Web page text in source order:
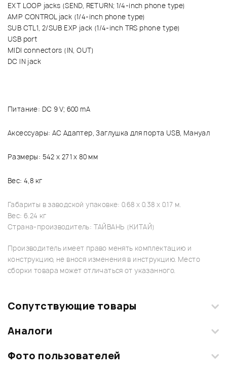
EXT LOOP jacks (SEND, RETURN; 1/4-inch phone type)
AMP CONTROL jack (1/4-inch phone type)
SUB CTL1, 2/SUB EXP jack (1/4-inch TRS phone type)
USB port
MIDI connectors (IN, OUT)
DC IN jack
Питание: DC 9 V; 600 mA
Аксессуары: AC Адаптер, Заглушка для порта USB, Мануал
Размеры: 542 х 271 х 80 мм
Вес: 4,8 кг
Габариты в заводской упаковке: 0.68 x 0.38 x 0.17 м.
Вес: 6.24 кг
Страна-производитель: ТАЙВАНЬ (КИТАЙ)
Производитель имеет право менять комплектацию и
конструкцию, не внося изменения в инструкцию. Место
сборки товара может отличаться от указанного.
Сопутствующие товары
Аналоги
Фото пользователей